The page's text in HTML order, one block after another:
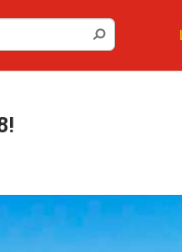
sempre que tivermos